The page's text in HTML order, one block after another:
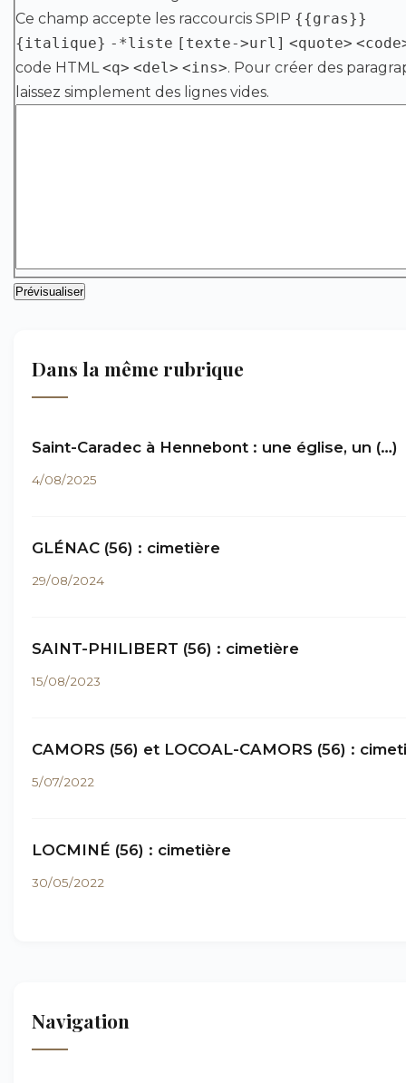
Ce champ accepte les raccourcis SPIP {{gras}}
{italique} -*liste [texte->url] <quote>
code HTML<q> <del> <ins>. Pour créer des
laissez simplement des lignes vides.
Dans la même rubrique
Saint-Caradec à Hennebont : une église, un (…)
4/08/2025
GLÉNAC (56) : cimetière
29/08/2024
SAINT-PHILIBERT (56) : cimetière
15/08/2023
CAMORS (56) et LOCOAL-CAMORS (56) :
5/07/2022
LOCMINÉ (56) : cimetière
30/05/2022
Navigation